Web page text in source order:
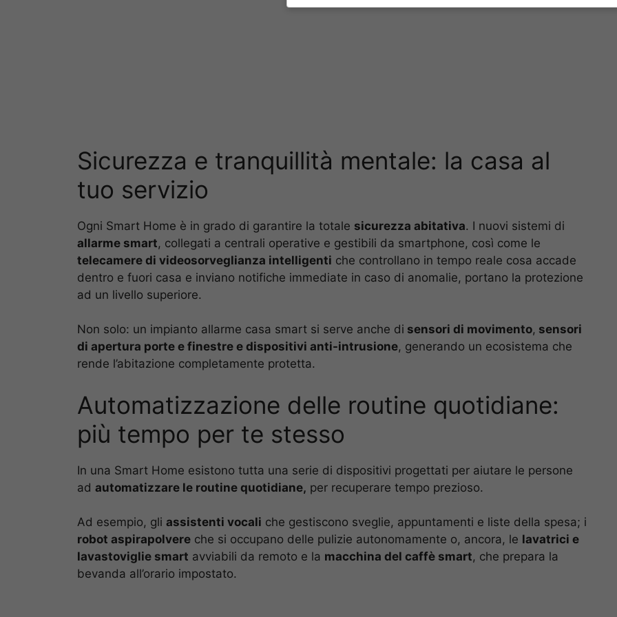
Sicurezza e tranquillità mentale: la casa al
tuo servizio
Ogni Smart Home è in grado di garantire la totale sicurezza abitativa. I nuovi sistemi di
allarme smart, collegati a centrali operative e gestibili da smartphone, così come le
telecamere di videosorveglianza intelligenti che controllano in tempo reale cosa accade
dentro e fuori casa e inviano notifiche immediate in caso di anomalie, portano la protezione
ad un livello superiore.
Non solo: un impianto allarme casa smart si serve anche di sensori di movimento, sensori
di apertura porte e finestre e dispositivi anti-intrusione, generando un ecosistema che
rende l’abitazione completamente protetta.
Automatizzazione delle routine quotidiane:
più tempo per te stesso
In una Smart Home esistono tutta una serie di dispositivi progettati per aiutare le persone
ad automatizzare le routine quotidiane, per recuperare tempo prezioso.
Ad esempio, gli assistenti vocali che gestiscono sveglie, appuntamenti e liste della spesa; i
robot aspirapolvere che si occupano delle pulizie autonomamente o, ancora, le lavatrici e
lavastoviglie smart avviabili da remoto e la macchina del caffè smart, che prepara la
bevanda all’orario impostato.